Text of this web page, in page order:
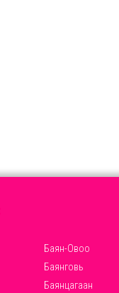
Баян-Овоо
Баянговь
Баянцагаан